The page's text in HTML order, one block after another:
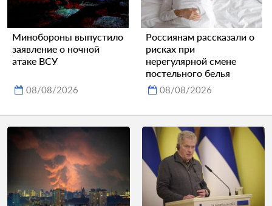
Минобороны выпустило
заявление о ночной
атаке ВСУ
08/08/2026
Россиянам рассказали о
рисках при
нерегулярной смене
постельного белья
08/08/2026